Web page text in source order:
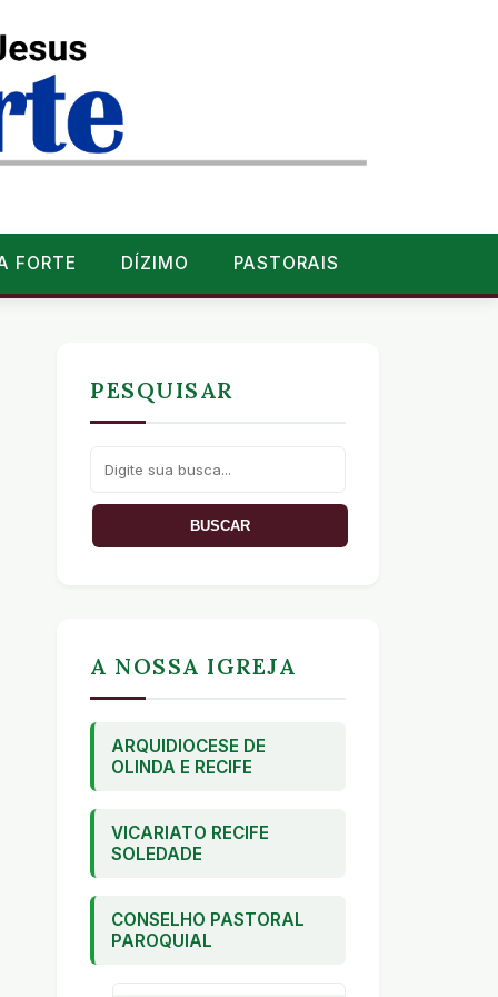
FORTE DÍZIMO PASTORAIS
PESQUISAR
A NOSSA IGREJA
ARQUIDIOCESE DE
OLINDA E RECIFE
VICARIATO RECIFE
SOLEDADE
CONSELHO PASTORAL
PAROQUIAL